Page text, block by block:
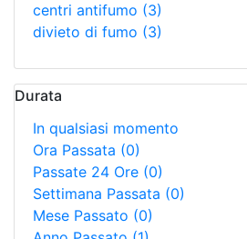
centri antifumo (3)
divieto di fumo (3)
Durata
In qualsiasi momento
Ora Passata (0)
Passate 24 Ore (0)
Settimana Passata (0)
Mese Passato (0)